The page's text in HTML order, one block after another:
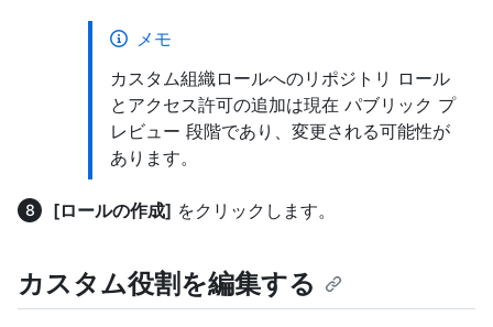
メモ
カスタム組織ロールへのリポジトリ ロール
とアクセス許可の追加は現在 パブリック プ
レビュー 段階であり、変更される可能性が
あります。
[ロールの作成] をクリックします。
カスタム役割を編集する